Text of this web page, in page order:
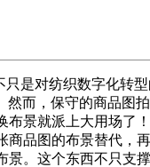
是对纺织数字化转
而，保守的商品图
景就派上大用场了
品图的布景替代，
。这个东西不只支